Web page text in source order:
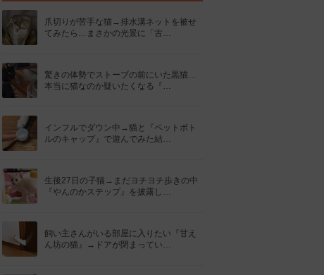
爪切りが苦手な猫→排水溝ネットを被せ
てみたら…まさかの光景に「古…
驚きの体勢でストーブの前にいた黒猫…
本当に猫なのか疑いたくなる『…
インフルでダウン中→猫と『ペットボト
ルのキャップ』で遊んでみた結…
生後27日の子猫→まだヨチヨチ歩きの中
『やんのかステップ』を披露し…
飼い主さんがいる部屋に入りたい『甘え
ん坊の猫』→ドアが閉まってい…